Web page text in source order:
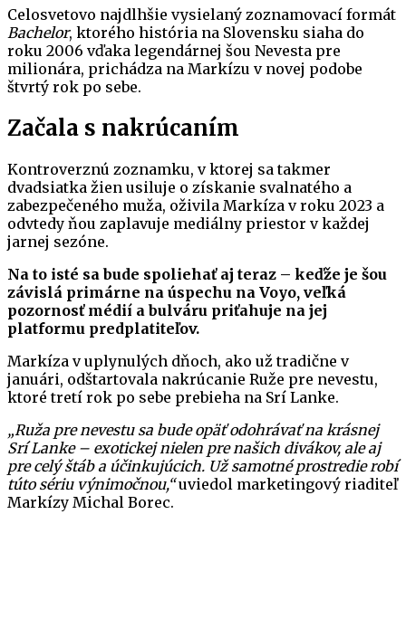
Celosvetovo najdlhšie vysielaný zoznamovací formát
Bachelor, ktorého história na Slovensku siaha do
roku 2006 vďaka legendárnej šou Nevesta pre
milionára, prichádza na Markízu v novej podobe
štvrtý rok po sebe.
Začala s nakrúcaním
Kontroverznú zoznamku, v ktorej sa takmer
dvadsiatka žien usiluje o získanie svalnatého a
zabezpečeného muža, oživila Markíza v roku 2023 a
odvtedy ňou zaplavuje mediálny priestor v každej
jarnej sezóne.
Na to isté sa bude spoliehať aj teraz – keďže je šou
závislá primárne na úspechu na Voyo, veľká
pozornosť médií a bulváru priťahuje na jej
platformu predplatiteľov.
Markíza v uplynulých dňoch, ako už tradične v
januári, odštartovala nakrúcanie Ruže pre nevestu,
ktoré tretí rok po sebe prebieha na Srí Lanke.
„Ruža pre nevestu sa bude opäť odohrávať na krásnej
Srí Lanke – exotickej nielen pre našich divákov, ale aj
pre celý štáb a účinkujúcich. Už samotné prostredie robí
túto sériu výnimočnou,“uviedol marketingový riaditeľ
Markízy Michal Borec.